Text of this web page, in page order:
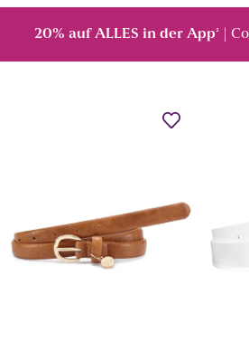
20% auf ALLES in der App² |